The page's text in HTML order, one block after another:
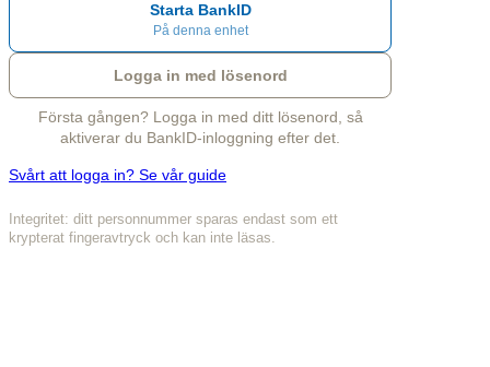
Starta BankID
På denna enhet
Logga in med lösenord
Första gången? Logga in med ditt lösenord, så
aktiverar du BankID-inloggning efter det.
Svårt att logga in? Se vår guide
Integritet: ditt personnummer sparas endast som ett
krypterat fingeravtryck och kan inte läsas.